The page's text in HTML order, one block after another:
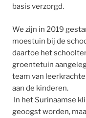
basis verzorgd.
We zijn in 2019
moestuin bij de
daartoe het
groentetuin
team van
aan de kinderen.
In het Surinaamse
geoogst worden,